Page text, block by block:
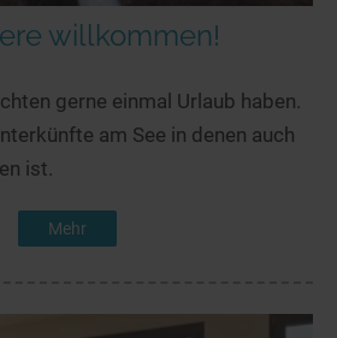
willkommen!
gerne einmal Urlaub haben.
am See in denen auch
ist.
Mehr